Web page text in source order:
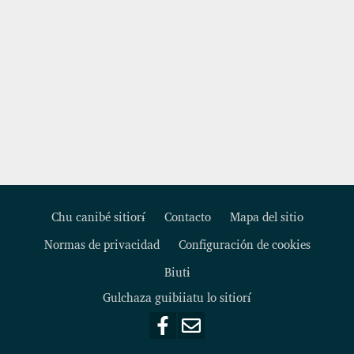
Footer
Chu canibé sitiorɨ́ Contacto
Mapa del sitio
Normas de privacidad
Configuración de cookies
Biutɨ
Gulchaza guɨbiiatu lo sitiorɨ́